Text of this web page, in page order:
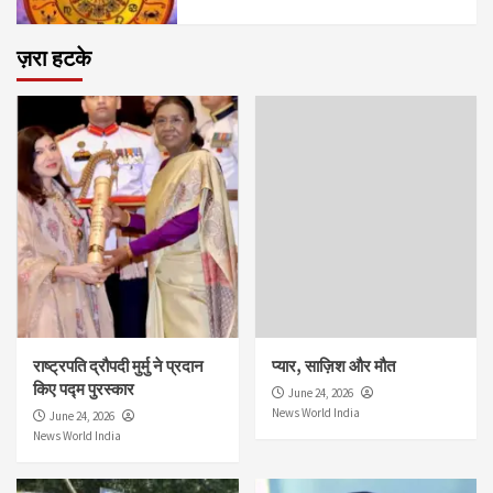
ज़रा हटके
राष्ट्रपति द्रौपदी मुर्मु ने प्रदान
किए पद्म पुरस्कार
June 24, 2026
News World India
प्यार, साज़िश और मौत
June 24, 2026
News World India